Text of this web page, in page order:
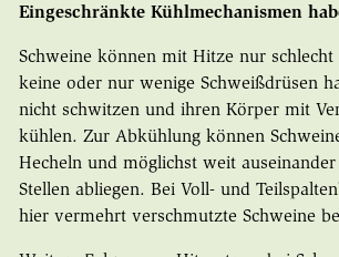
Eingeschränkte Kühlmechanismen
Schweine können mit Hitze nur schlecht
keine oder nur wenige Schweißdrüsen
nicht schwitzen und ihren Körper mit
kühlen. Zur Abkühlung können
Hecheln und möglichst weit
Stellen abliegen. Bei Voll- und
hier vermehrt verschmutzte Schweine